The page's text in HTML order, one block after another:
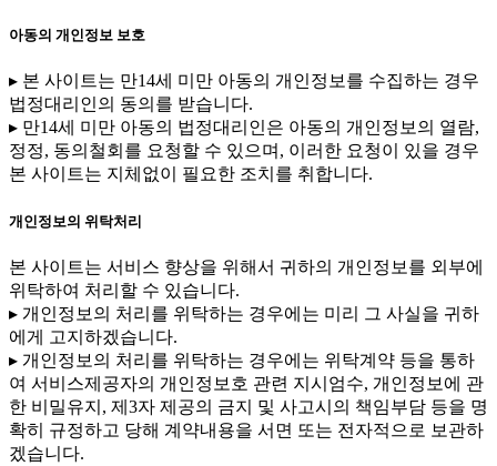
아동의 개인정보 보호
▸ 본 사이트는 만14세 미만 아동의 개인정보를 수집하는 경우
법정대리인의 동의를 받습니다.
▸ 만14세 미만 아동의 법정대리인은 아동의 개인정보의 열람,
정정, 동의철회를 요청할 수 있으며, 이러한 요청이 있을 경우
본 사이트는 지체없이 필요한 조치를 취합니다.
개인정보의 위탁처리
본 사이트는 서비스 향상을 위해서 귀하의 개인정보를 외부에
위탁하여 처리할 수 있습니다.
▸ 개인정보의 처리를 위탁하는 경우에는 미리 그 사실을 귀하
에게 고지하겠습니다.
▸ 개인정보의 처리를 위탁하는 경우에는 위탁계약 등을 통하
여 서비스제공자의 개인정보호 관련 지시엄수, 개인정보에 관
한 비밀유지, 제3자 제공의 금지 및 사고시의 책임부담 등을 명
확히 규정하고 당해 계약내용을 서면 또는 전자적으로 보관하
겠습니다.